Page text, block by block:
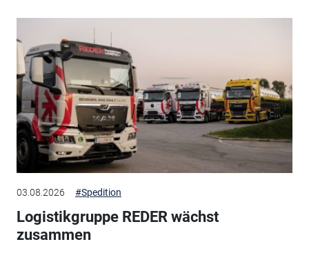
03.08.2026 #Spedition
Logistikgruppe REDER wächst
zusammen